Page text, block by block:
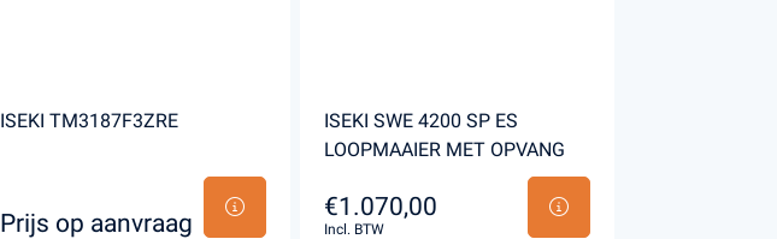
ISEKI TM3187F3ZRE
Prijs op aanvraag
ISEKI SWE 4200 SP ES
LOOPMAAIER MET OPVANG
€1.070,00
Incl. BTW